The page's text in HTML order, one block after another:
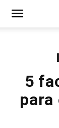
5
para